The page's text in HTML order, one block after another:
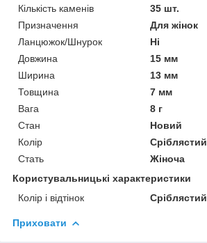
Кількість каменів
35 шт.
Призначення
Для жінок
Ланцюжок/Шнурок
Ні
Довжина
15 мм
Ширина
13 мм
Товщина
7 мм
Вага
8 г
Стан
Новий
Колір
Сріблястий
Стать
Жіноча
Користувальницькі характеристики
Колір і відтінок
Сріблястий
Приховати